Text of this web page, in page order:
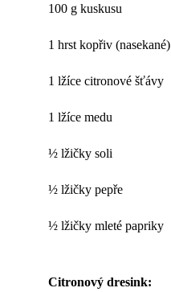
100 g kuskusu
1 hrst kopřiv (nasekané)
1 lžíce citronové šťávy
1 lžíce medu
½ lžičky soli
½ lžičky pepře
½ lžičky mleté papriky
Citronový dresink: